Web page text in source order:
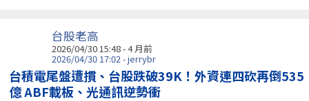
台股老高
2026/04/30 15:48 - 4 月前
2026/04/30 17:02 - jerrybr
台積電尾盤遭摜、台股跌破39K！外資連四砍再倒535
億 ABF載板、光通訊逆勢衝